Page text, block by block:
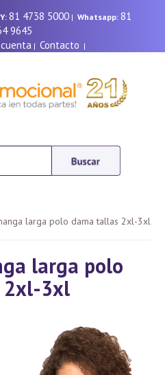
81 4738 5000| Whatsapp: 81
9645
| Contacto |
larga polo dama tallas 2xl-3xl
larga polo
2xl-3xl